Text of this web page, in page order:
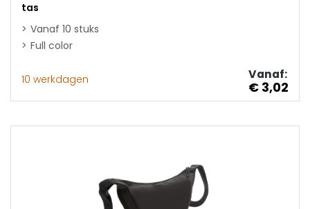
tas
Vanaf 10 stuks
Full color
10 werkdagen Vanaf:
€ 3,02